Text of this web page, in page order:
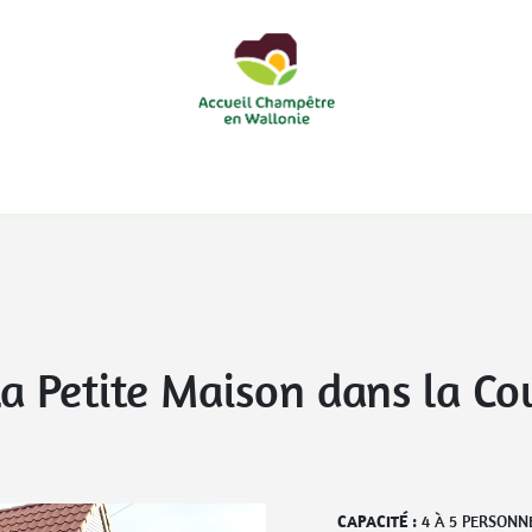
Petite Maison dans la
CAPACITÉ : 4 À 5